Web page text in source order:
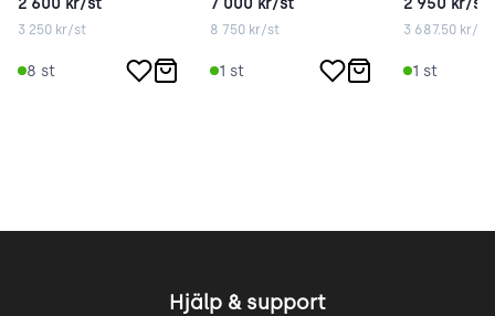
2 600 kr/st
3 250 kr/st
8 st
7 000 kr/st
8 750 kr/st
1 st
2 950 kr/st
3 687.50kr/st
1 st
Hjälp & support